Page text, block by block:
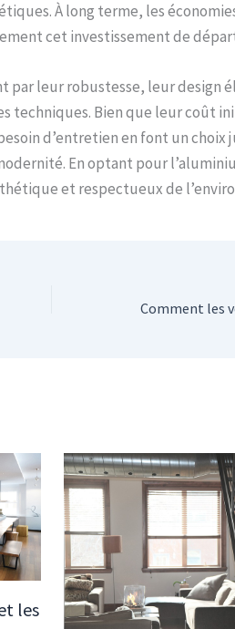
À long terme, les
cet investissement de
par leur robustesse, leur design
techniques. Bien que leur coût
d’entretien en font un choix
En optant pour
et respectueux de
les